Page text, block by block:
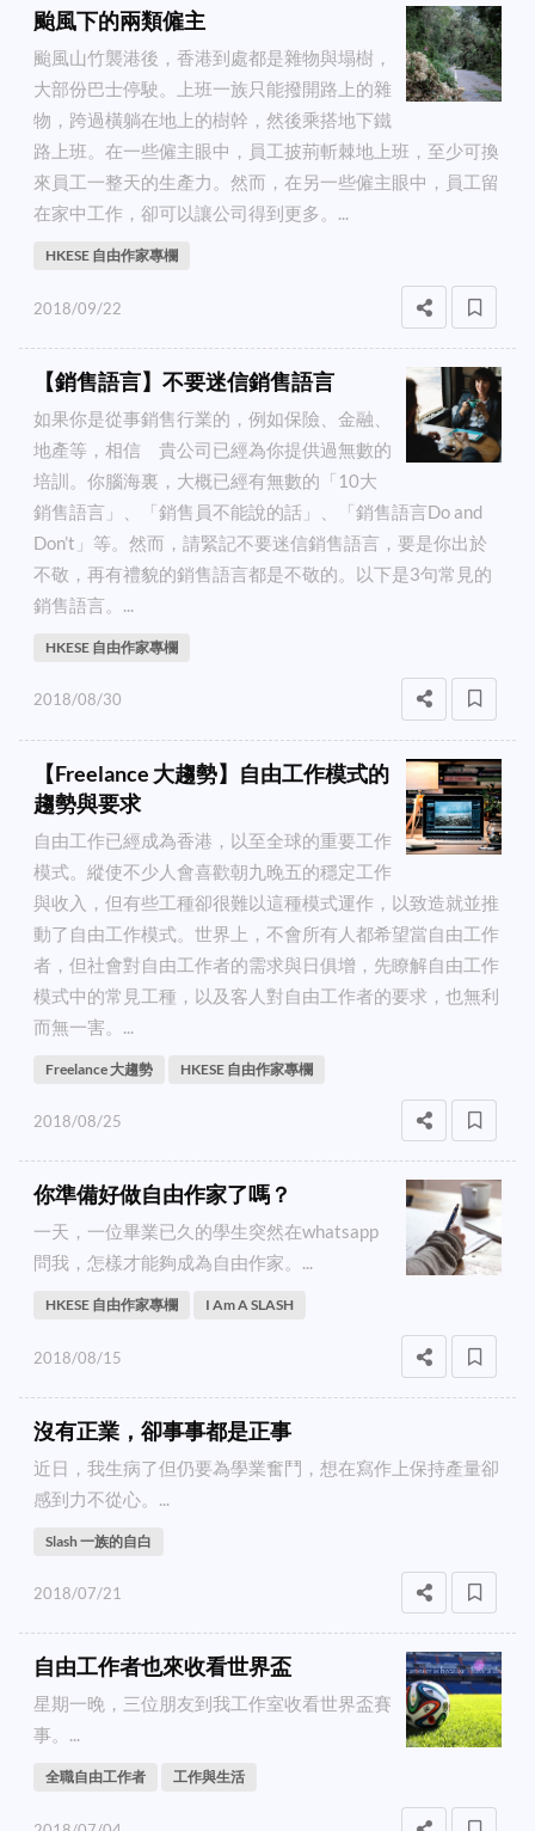
颱風下的兩類僱主
颱風山竹襲港後，香港到處都是雜物與塌樹，
大部份巴士停駛。上班一族只能撥開路上的雜
物，跨過橫躺在地上的樹幹，然後乘搭地下鐵
路上班。在一些僱主眼中，員工披荊斬棘地上班，至少可換
來員工一整天的生產力。然而，在另一些僱主眼中，員工留
在家中工作，卻可以讓公司得到更多。...
HKESE 自由作家專欄
2018/09/22
【銷售語言】不要迷信銷售語言
如果你是從事銷售行業的，例如保險、金融、
地產等，相信 貴公司已經為你提供過無數的
培訓。你腦海裏，大概已經有無數的「10大
銷售語言」、「銷售員不能說的話」、「銷售語言Do and
Don’t」等。然而，請緊記不要迷信銷售語言，要是你出於
不敬，再有禮貌的銷售語言都是不敬的。以下是3句常見的
銷售語言。...
HKESE 自由作家專欄
2018/08/30
【Freelance 大趨勢】自由工作模式的
趨勢與要求
自由工作已經成為香港，以至全球的重要工作
模式。縱使不少人會喜歡朝九晚五的穩定工作
與收入，但有些工種卻很難以這種模式運作，以致造就並推
動了自由工作模式。世界上，不會所有人都希望當自由工作
者，但社會對自由工作者的需求與日俱增，先瞭解自由工作
模式中的常見工種，以及客人對自由工作者的要求，也無利
而無一害。...
Freelance 大趨勢 HKESE 自由作家專欄
2018/08/25
你準備好做自由作家了嗎？
一天，一位畢業已久的學生突然在whatsapp
問我，怎樣才能夠成為自由作家。...
HKESE 自由作家專欄 I Am A SLASH
2018/08/15
沒有正業，卻事事都是正事
近日，我生病了但仍要為學業奮鬥，想在寫作上保持產量卻
感到力不從心。...
Slash 一族的自白
2018/07/21
自由工作者也來收看世界盃
星期一晚，三位朋友到我工作室收看世界盃賽
事。...
全職自由工作者 工作與生活